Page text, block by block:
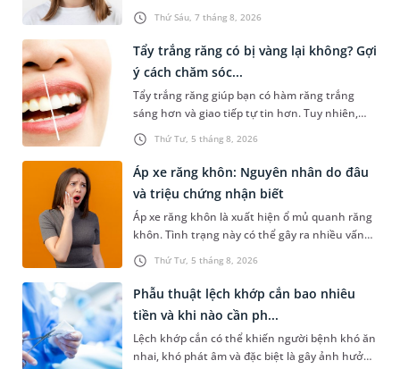
Thứ Sáu, 7 tháng 8, 2026
sự cân đối của khuôn mặt. Do đó, cần khắc
phục sớm tình trạng này để bảo vệ sức khỏe
răng miệng và sức khỏe tổng thể của trẻ. Dưới
đây là 3 cách điều trị khớp cắn ngược ở trẻ em
dễ thực hiện, hiệu quả cao mà các bậc phụ
huynh có thể tham khảo.
Thứ Tư, 5 tháng 8, 2026
Tẩy trắng răng có bị vàng lại không? Gợi
ý cách chăm sóc...
Tẩy trắng răng giúp bạn có hàm răng trắng
sáng hơn và giao tiếp tự tin hơn. Tuy nhiên,
nhiều người lại băn khoăn về tình trạng răng bị
vàng ố, xỉn màu sau khi tẩy trắng một thời
gian. Vậy tẩy trắng răng có bị vàng lại không? Vì
sao răng bị vàng trở lại và cần chăm sóc răng
như thế nào. Mời bạn cùng tham khảo câu trả
lời chi tiết dưới đây.
Thứ Tư, 5 tháng 8, 2026
Áp xe răng khôn: Nguyên nhân do đâu
và triệu chứng nhận biết
Áp xe răng khôn là xuất hiện ổ mủ quanh răng
khôn. Tình trạng này có thể gây ra nhiều vấn
đề nghiêm trọng, đặc biệt gây ảnh hưởng lớn
đến răng số 7. Bài viết dưới đây sẽ giúp bạn
hiểu rõ hơn về nguyên nhân, dấu hiệu nhận
biết và phương pháp điều trị áp xe răng số 8
phù hợp.
Phẫu thuật lệch khớp cắn bao nhiêu
tiền và khi nào cần ph...
Lệch khớp cắn có thể khiến người bệnh khó ăn
nhai, khó phát âm và đặc biệt là gây ảnh hưởng